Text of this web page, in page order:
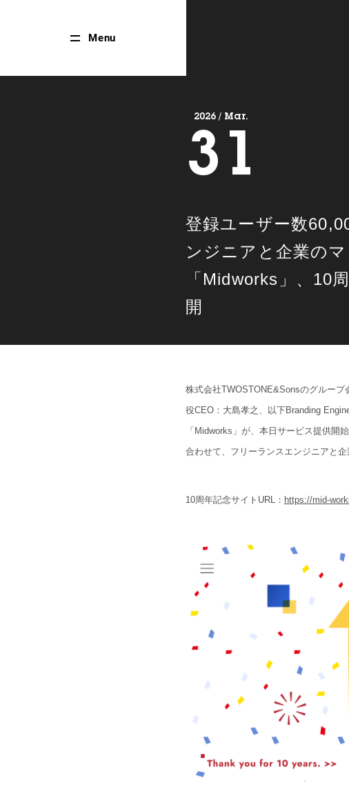
Menu
Menu
2026 / Mar.
31
登録ユーザー数
ンジニアと企業の
「Midworks」、10
開
株式会社TWOSTONE&Sonsのグループ
役CEO：大島孝之、以下Branding
「Midworks」が、本日サービス提供開
合わせて、フリーランスエンジニアと
10周年記念サイトURL： https://mid-